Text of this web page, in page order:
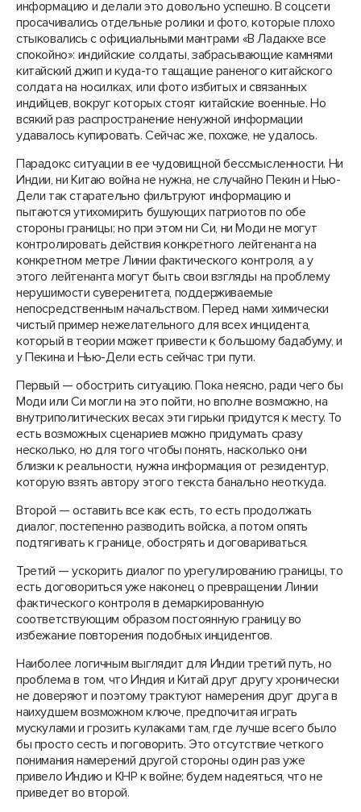
информацию и делали это довольно успешно. В соцсети
просачивались отдельные ролики и фото, которые плохо
стыковались с официальными мантрами «В Ладакхе все
спокойно»: индийские солдаты, забрасывающие камнями
китайский джип и куда-то тащащие раненого китайского
солдата на носилках, или фото избитых и связанных
индийцев, вокруг которых стоят китайские военные. Но
всякий раз распространение ненужной информации
удавалось купировать. Сейчас же, похоже, не удалось.
Парадокс ситуации в ее чудовищной бессмысленности. Ни
Индии, ни Китаю война не нужна, не случайно Пекин и Нью-
Дели так старательно фильтруют информацию и
пытаются утихомирить бушующих патриотов по обе
стороны границы; но при этом ни Си, ни Моди не могут
контролировать действия конкретного лейтенанта на
конкретном метре Линии фактического контроля, а у
этого лейтенанта могут быть свои взгляды на проблему
нерушимости суверенитета, поддерживаемые
непосредственным начальством. Перед нами химически
чистый пример нежелательного для всех инцидента,
который в теории может привести к большому бадабуму, и
у Пекина и Нью-Дели есть сейчас три пути.
Первый — обострить ситуацию. Пока неясно, ради чего бы
Моди или Си могли на это пойти, но вполне возможно, на
внутриполитических весах эти гирьки придутся к месту. То
есть возможных сценариев можно придумать сразу
несколько, но для того чтобы понять, насколько они
близки к реальности, нужна информация от резидентур,
которую взять автору этого текста банально неоткуда.
Второй — оставить все как есть, то есть продолжать
диалог, постепенно разводить войска, а потом опять
подтягивать к границе, обострять и договариваться.
Третий — ускорить диалог по урегулированию границы, то
есть договориться уже наконец о превращении Линии
фактического контроля в демаркированную
соответствующим образом постоянную границу во
избежание повторения подобных инцидентов.
Наиболее логичным выглядит для Индии третий путь, но
проблема в том, что Индия и Китай друг другу хронически
не доверяют и поэтому трактуют намерения друг друга в
наихудшем возможном ключе, предпочитая играть
мускулами и грозить кулаками там, где лучше всего было
бы просто сесть и поговорить. Это отсутствие четкого
понимания намерений другой стороны один раз уже
привело Индию и КНР к войне; будем надеяться, что не
приведет во второй.